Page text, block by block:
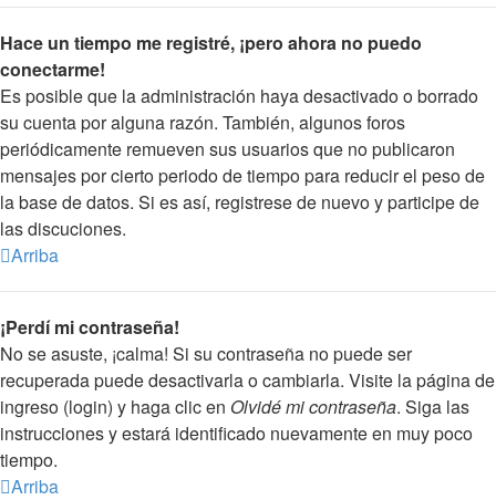
Hace un tiempo me registré, ¡pero ahora no puedo
conectarme!
Es posible que la administración haya desactivado o borrado
su cuenta por alguna razón. También, algunos foros
periódicamente remueven sus usuarios que no publicaron
mensajes por cierto periodo de tiempo para reducir el peso de
la base de datos. Si es así, registrese de nuevo y participe de
las discuciones.
Arriba
¡Perdí mi contraseña!
No se asuste, ¡calma! Si su contraseña no puede ser
recuperada puede desactivarla o cambiarla. Visite la página de
ingreso (login) y haga clic en Olvidé mi contraseña. Siga las
instrucciones y estará identificado nuevamente en muy poco
tiempo.
Arriba